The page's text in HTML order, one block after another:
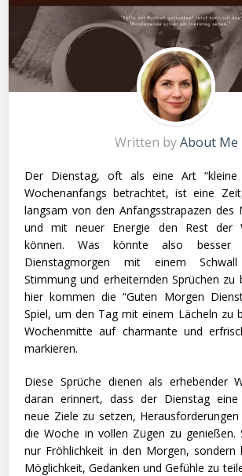
Written byAbout Me
Der Dienstag, oft als eine Art “kleine
Wochenanfangs betrachtet, ist eine
langsam von den Anfangsstrapazen des
und mit neuer Energie den Rest der
können. Was könnte also
Dienstagmorgen mit einem
Stimmung und erheiternden Sprüchen zu
hier kommen die “Guten Morgen
Spiel, um den Tag mit einem Lächeln zu
Wochenmitte auf charmante und
markieren.
Diese Sprüche dienen als erhebender
daran erinnert, dass der Dienstag eine
neue Ziele zu setzen,
die Woche in vollen Zügen zu genießen.
nur Fröhlichkeit in den Morgen, sondern
Möglichkeit, Gedanken und Gefühle zu